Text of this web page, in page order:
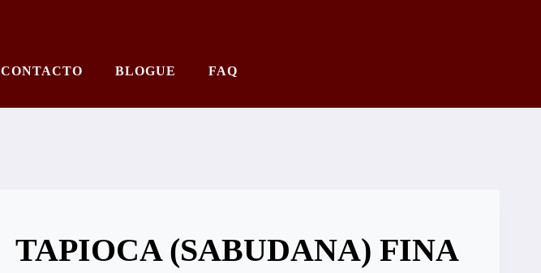
CONTACTO BLOGUE FAQ
TAPIOCA (SABUDANA) FINA